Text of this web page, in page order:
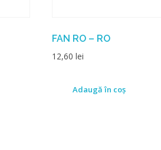
FAN RO – RO
12,60 lei
Adaugă în coș